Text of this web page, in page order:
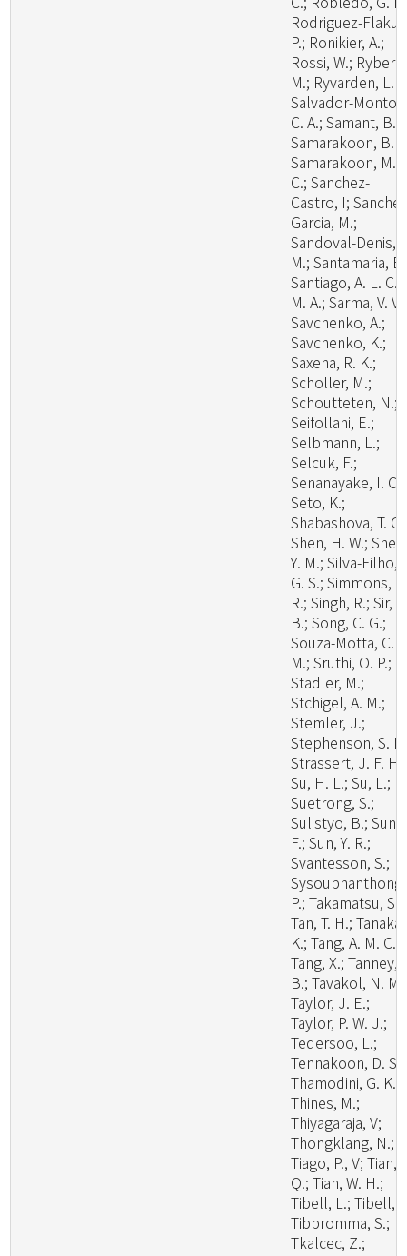
Rodriguez-
P.; Ronikier, A.;
Rossi, W.; Ryberg,
M.; Ryvarden, L.
Salvador-
C. A.; Samant, B.;
Samarakoon, B.
Samarakoon, M.
C.; Sanchez-
Castro, I;
Garcia, M.;
Sandoval-Denis,
M.; Santamaria,
Santiago, A. L. C.
M. A.; Sarma, V. V.;
Savchenko, A.;
Savchenko, K.;
Saxena, R. K.;
Scholler, M.;
Schoutteten, N.;
Seifollahi, E.;
Selbmann, L.;
Selcuk, F.;
Senanayake, I. C.;
Seto, K.;
Shabashova, T.
Shen, H. W.;
Y. M.; Silva-Filho,
G. S.; Simmons,
R.; Singh, R.; Sir,
B.; Song, C. G.;
Souza-Motta, C.
M.; Sruthi, O. P.;
Stadler, M.;
Stchigel, A. M.;
Stemler, J.;
Stephenson, S.
Strassert, J. F. H.;
Su, H. L.; Su, L.;
Suetrong, S.;
Sulistyo, B.; Sun,
F.; Sun, Y. R.;
Svantesson, S.;
Sysouphanthong,
P.; Takamatsu, S.;
Tan, T. H.; Tanaka,
K.; Tang, A. M. C.;
Tang, X.; Tanney,
B.; Tavakol, N. M.;
Taylor, J. E.;
Taylor, P. W. J.;
Tedersoo, L.;
Tennakoon, D. S.;
Thamodini, G. K.;
Thines, M.;
Thiyagaraja, V;
Thongklang, N.;
Tiago, P., V; Tian,
Q.; Tian, W. H.;
Tibell, L.; Tibell,
Tibpromma, S.;
Tkalcec, Z.;